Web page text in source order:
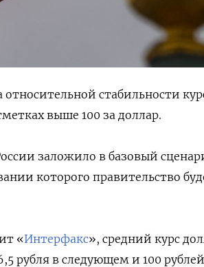
стабильности
выше 100 за доллар.
заложило в базовый
которого правительство
«Интерфакс», средний курс
рубля в следующем и 100